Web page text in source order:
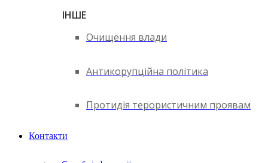
ІНШЕ
Очищення влади
Антикорупційна політика
Протидія терористичним проявам
Контакти